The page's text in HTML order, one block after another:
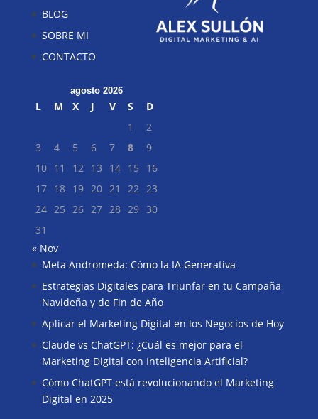
BLOG
SOBRE MI
CONTACTO
agosto 2026
L M X J V S
D
1
2
3
4 5 6 7 8
9
10 11 12 13 14 15
16
17 18 19 20 21 22 23
24 25 26 27 28 29 30
31
« Nov
Meta Andromeda: Cómo la IA Generativa
Estrategias Digitales para Triunfar en tu Campaña
Navideña y de Fin de Año
Aplicar el Marketing Digital en los Negocios de Hoy
Claude vs ChatGPT: ¿Cuál es mejor para el
Marketing Digital con Inteligencia Artificial?
Cómo ChatGPT está revolucionando el Marketing
Digital en 2025